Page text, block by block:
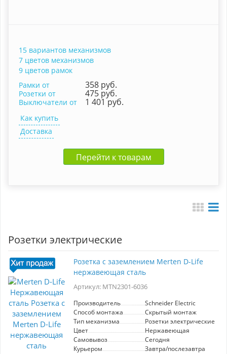
15 вариантов механизмов
7 цветов механизмов
9 цветов рамок
Рамки от
358 руб.
Розетки от 475 руб.
Выключатели от 1 401 руб.
Как купить
Доставка
Перейти к товарам
Розетки электрические
Розетка с заземлением Merten D-Life
нержавеющая сталь
Артикул: MTN2301-6036
Производитель
Schneider Electric
Способ монтажа
Скрытый монтаж
Тип механизма
Розетки электрические
Цвет
Нержавеющая
Самовывоз
Сегодня
Курьером
Завтра/послезавтра